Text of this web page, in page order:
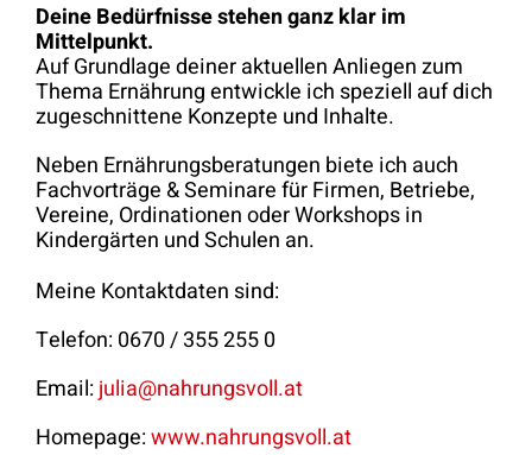
Deine Bedürfnisse stehen ganz klar im
Mittelpunkt.
Auf Grundlage deiner aktuellen Anliegen zum
Thema Ernährung entwickle ich speziell auf dich
zugeschnittene Konzepte und Inhalte.
Neben Ernährungsberatungen biete ich auch
Fachvorträge & Seminare für Firmen, Betriebe,
Vereine, Ordinationen oder Workshops in
Kindergärten und Schulen an.
Meine Kontaktdaten sind:
Telefon: 0670 / 355 255 0
Email:julia@nahrungsvoll.at
Homepage:www.nahrungsvoll.at